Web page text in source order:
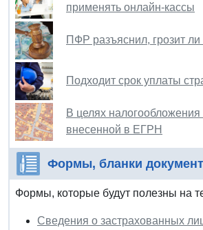
применять онлайн-кассы
ПФР разъяснил, грозит
Подходит срок уплаты
В целях налогообложения
внесенной в ЕГРН
Формы, бланки
Формы, которые будут полезны на
Сведения о застрахованных